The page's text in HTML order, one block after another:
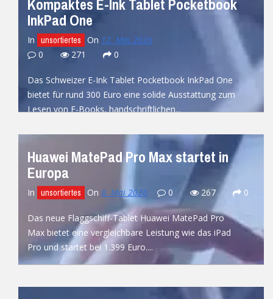
Kompaktes E-Ink Tablet Pocketbook
InkPad One
In unsortiertes On 12. Mai 2026
0
271 0
Das Schweizer E-Ink Tablet Pocketbook InkPad One
bietet für rund 300 Euro eine solide Ausstattung zum
Lesen von E-Books, handschriftlichen...
Huawei MatePad Pro Max startet in
Europa
In unsortiertes On 8. Mai 2026 0 267 0
Das neue Flaggschiff-Tablet Huawei MatePad Pro
Max bietet eine vergleichbare Leistung wie das iPad
Pro und startet bei 1.399 Euro....
READ MORE